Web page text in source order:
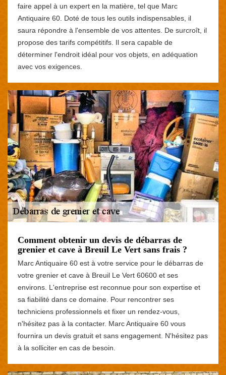
faire appel à un expert en la matière, tel que Marc
Antiquaire 60. Doté de tous les outils indispensables, il
saura répondre à l'ensemble de vos attentes. De surcroît, il
propose des tarifs compétitifs. Il sera capable de
déterminer l'endroit idéal pour vos objets, en adéquation
avec vos exigences.
Comment obtenir un devis de débarras de
grenier et cave à Breuil Le Vert sans frais ?
Marc Antiquaire 60 est à votre service pour le débarras de
votre grenier et cave à Breuil Le Vert 60600 et ses
environs. L'entreprise est reconnue pour son expertise et
sa fiabilité dans ce domaine. Pour rencontrer ses
techniciens professionnels et fixer un rendez-vous,
n'hésitez pas à la contacter. Marc Antiquaire 60 vous
fournira un devis gratuit et sans engagement. N'hésitez pas
à la solliciter en cas de besoin.